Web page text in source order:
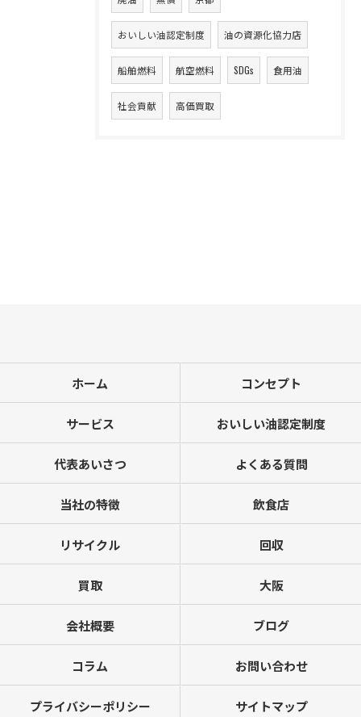
おいしい油認定制度 油の資源化協力店
船舶燃料 航空燃料 SDGs 食用油
社会貢献 高価買取
ホーム コンセプト
サービス おいしい油認定制度
代表あいさつ よくある質問
当社の特徴 飲食店
リサイクル 回収
買取 大阪
会社概要 ブログ
コラム お問い合わせ
プライバシーポリシー サイトマップ